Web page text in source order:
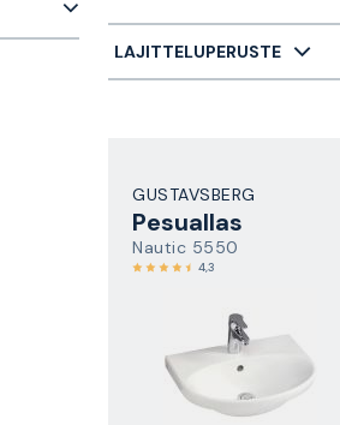
LAJITTELUPERUSTE
GUSTAVSBERG
Pesuallas
Nautic 5550
4,3